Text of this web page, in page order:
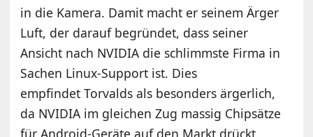
in die Kamera. Damit macht er seinem Ärger
Luft, der darauf begründet, dass seiner
Ansicht nach NVIDIA die schlimmste Firma in
Sachen Linux-Support ist. Dies
empfindet Torvalds als besonders ärgerlich,
da NVIDIA im gleichen Zug massig Chipsätze
für Android-Geräte auf den Markt drückt,